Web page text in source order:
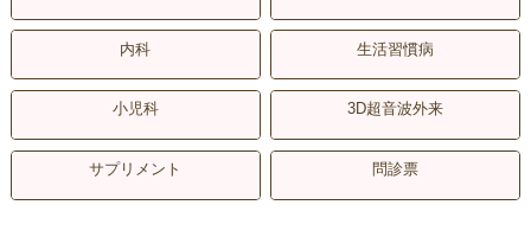
内科 生活習慣病
小児科 3D超音波外来
サプリメント 問診票